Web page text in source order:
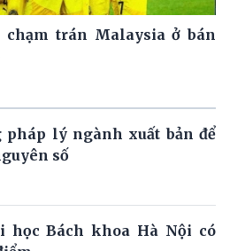
trán Malaysia ở bán
pháp lý ngành xuất bản để
số
học Bách khoa Hà Nội có